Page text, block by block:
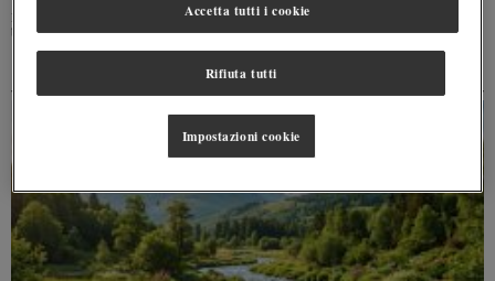
In occasione della Giornata Mondiale del Pinguino, scopri il ruolo dei pinguini come
bioindicatori nella valutazione della salute degli ecosistemi marini
Rifiuta tutti
Accetta tutti i cookie
Impostazioni cookie